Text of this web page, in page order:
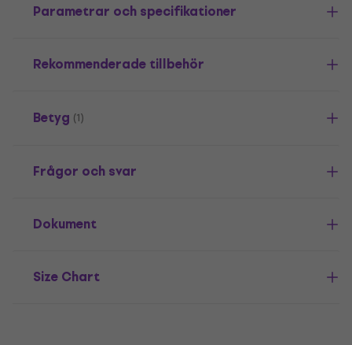
Parametrar och specifikationer
Rekommenderade tillbehör
Betyg (1)
Frågor och svar
Dokument
Size Chart